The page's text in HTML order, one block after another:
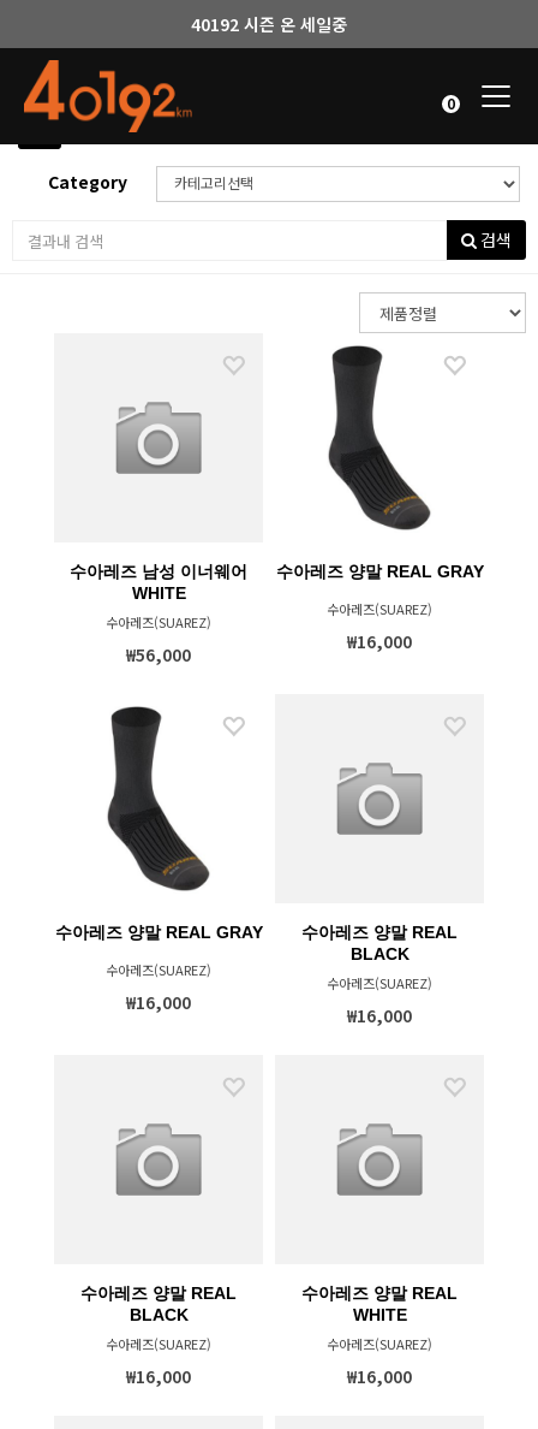
40192 시즌 온 세일중
0
(201
Category
검색
수아레즈 남성 이너웨어
WHITE
수아레즈(SUAREZ)
₩56,000
수아레즈 양말 REAL GRAY
수아레즈(SUAREZ)
₩16,000
수아레즈 양말 REAL GRAY
수아레즈(SUAREZ)
₩16,000
수아레즈 양말 REAL
BLACK
수아레즈(SUAREZ)
₩16,000
수아레즈 양말 REAL
BLACK
수아레즈(SUAREZ)
₩16,000
수아레즈 양말 REAL
WHITE
수아레즈(SUAREZ)
₩16,000